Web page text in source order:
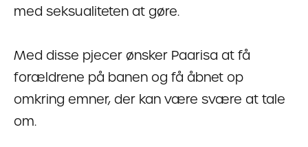
med seksualiteten at gøre.
Med disse pjecer ønsker Paarisa at få
forældrene på banen og få åbnet op
omkring emner, der kan være svære at tale
om.